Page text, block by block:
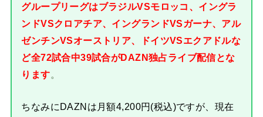
グループリーグはブラジルVSモロッコ、イングラ
ンドVSクロアチア、イングランドVSガーナ、アル
ゼンチンVSオーストリア、ドイツVSエクアドルな
ど全72試合中39試合がDAZN独占ライブ配信とな
ります。
ちなみにDAZNは月額4,200円(税込)ですが、現在